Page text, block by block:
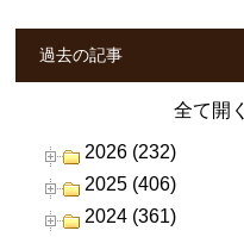
過去の記事
全て開く
2026 (232)
2025 (406)
2024 (361)